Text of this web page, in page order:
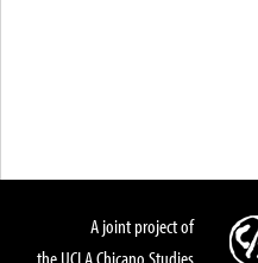
A joint project of
the UCLA Chicano Studies